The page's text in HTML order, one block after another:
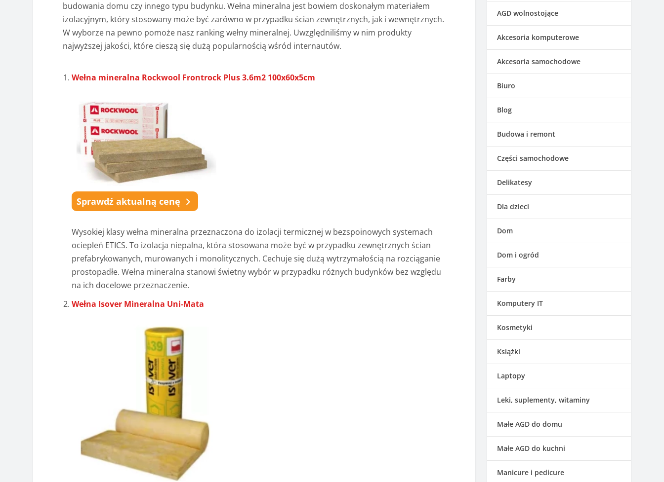
budowania domu czy innego typu budynku. Wełna mineralna jest bowiem doskonałym materiałem
izolacyjnym, który stosowany może być zarówno w przypadku ścian zewnętrznych, jak i wewnętrznych.
W wyborze na pewno pomoże nasz ranking wełny mineralnej. Uwzględniliśmy w nim produkty
najwyższej jakości, które cieszą się dużą popularnością wśród internautów.
Wełna mineralna Rockwool Frontrock Plus 3.6m2 100x60x5cm
Sprawdź aktualną cenę
Wysokiej klasy wełna mineralna przeznaczona do izolacji termicznej w bezspoinowych systemach
ociepleń ETICS. To izolacja niepalna, która stosowana może być w przypadku zewnętrznych ścian
prefabrykowanych, murowanych i monolitycznych. Cechuje się dużą wytrzymałością na rozciąganie
prostopadłe. Wełna mineralna stanowi świetny wybór w przypadku różnych budynków bez względu
na ich docelowe przeznaczenie.
Wełna Isover Mineralna Uni-Mata
AGD wolnostojące
Akcesoria komputerowe
Akcesoria samochodowe
Biuro
Blog
Budowa i remont
Części samochodowe
Delikatesy
Dla dzieci
Dom
Dom i ogród
Farby
Komputery IT
Kosmetyki
Książki
Laptopy
Leki, suplementy, witaminy
Małe AGD do domu
Małe AGD do kuchni
Manicure i pedicure